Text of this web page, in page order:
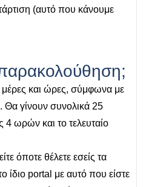
(αυτό που κάνουμε
μέρες και ώρες, σύμφωνα με
Θα γίνουν συνολικά 25
4 ωρών και το τελευταίο
όποτε θέλετε εσείς τα
ίδιο portal με αυτό που είστε